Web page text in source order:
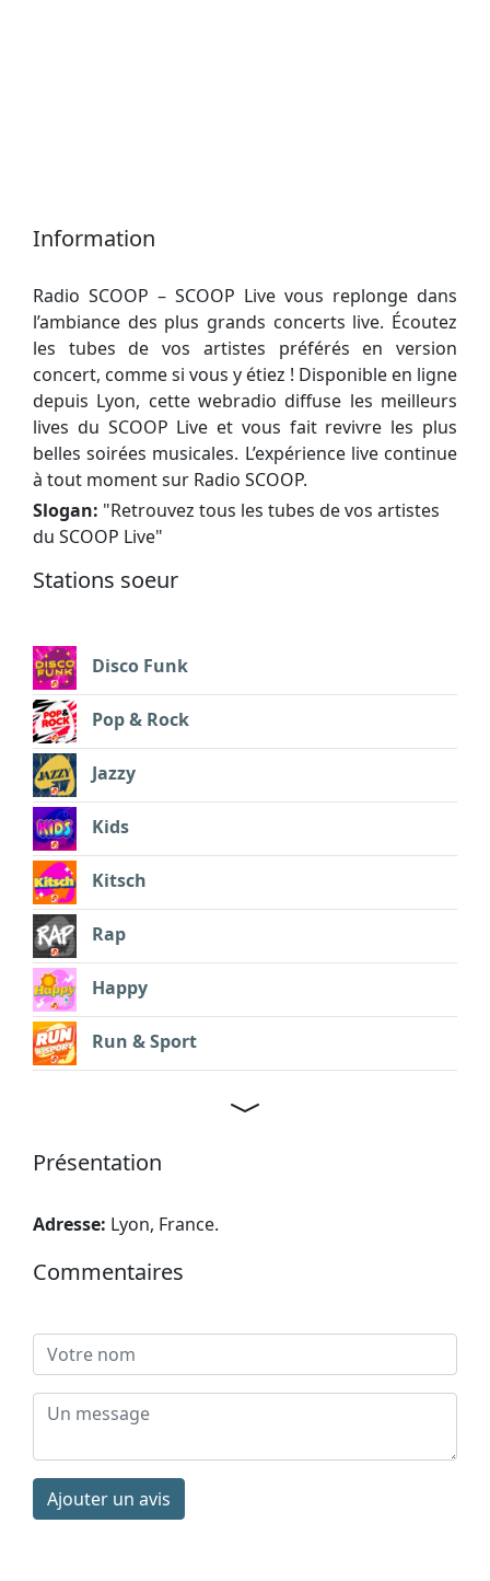
Information
Radio SCOOP – SCOOP Live vous replonge dans
l’ambiance des plus grands concerts live. Écoutez
les tubes de vos artistes préférés en version
concert, comme si vous y étiez ! Disponible en ligne
depuis Lyon, cette webradio diffuse les meilleurs
lives du SCOOP Live et vous fait revivre les plus
belles soirées musicales. L’expérience live continue
à tout moment sur Radio SCOOP.
Slogan: "Retrouvez tous les tubes de vos artistes
du SCOOP Live"
Stations soeur
Disco Funk
Pop & Rock
Jazzy
Kids
Kitsch
Rap
Happy
Run & Sport
Présentation
Adresse: Lyon, France.
Commentaires
Ajouter un avis